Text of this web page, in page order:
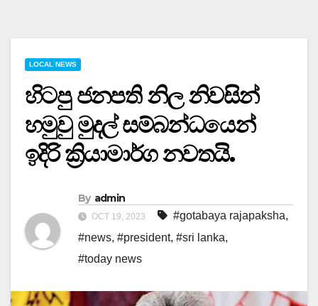
LOCAL NEWS
හිටපු ජනපති නිල නිවසින්
හමුවු මුදල් සම්බන්ධයෙන්
ඉදිරි ක්‍රියාමාර්ග නවතයි.
By admin
OCT 19, 2023 #gotabaya rajapaksha,
#news, #president, #sri lanka,
#today news